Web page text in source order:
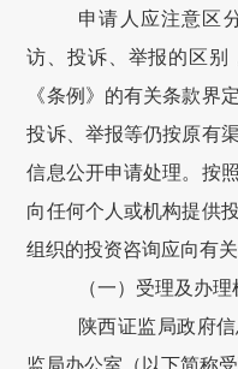
申请人应注意区
访、投诉、举报的区别
《条例》的有关条款界
投诉、举报等仍按原有
信息公开申请处理。按
向任何个人或机构提供
组织的投资咨询应向有
（一）受理及办理
陕西证监局政府